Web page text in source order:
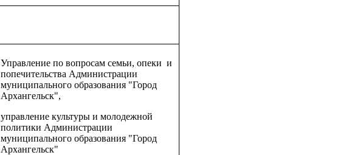
Управление по вопросам семьи, опеки и
попечительства Администрации
муниципального образования "Город
Архангельск",
управление культуры и молодежной
политики Администрации
муниципального образования "Город
Архангельск"